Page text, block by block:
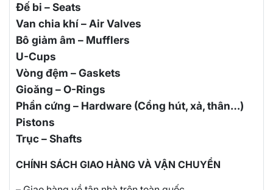
Đế bi – Seats
Van chia khí – Air Valves
Bô giảm âm – Mufflers
U-Cups
Vòng đệm – Gaskets
Gioăng – O-Rings
Phần cứng – Hardware (Cổng hút, xả, thân…)
Pistons
Trục – Shafts
CHÍNH SÁCH GIAO HÀNG VÀ VẬN CHUYỂN